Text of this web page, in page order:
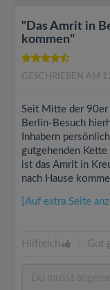
"Das Amrit in
kommen"
GESCHRIEBEN AM
Seit Mitte der
Berlin-Besuch
Inhabern
gutgehenden
ist das Amrit in
nach Hause
[Auf extra Seite
Hilfreich Gut